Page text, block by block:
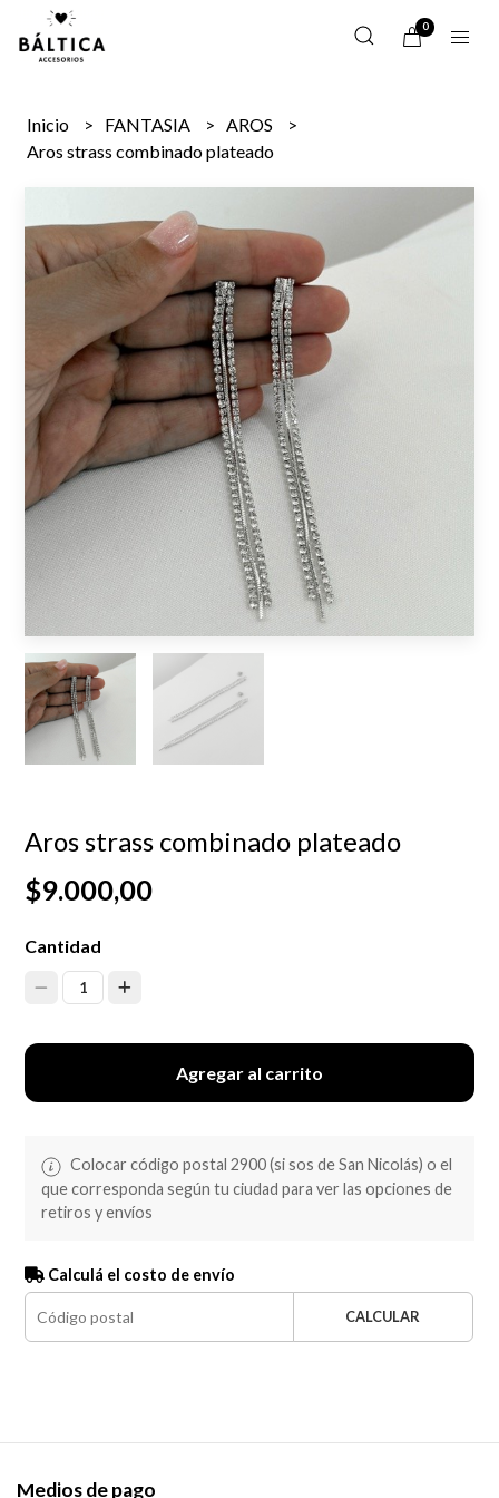
0
Inicio FANTASIA
AROS
Aros strass combinado plateado
Aros strass combinado plateado
$9.000,00
Cantidad
1
Agregar al carrito
Colocar código postal 2900 (si sos de San Nicolás) o el
que corresponda según tu ciudad para ver las opciones de
retiros y envíos
Calculá el costo de envío
CALCULAR
Medios de pago